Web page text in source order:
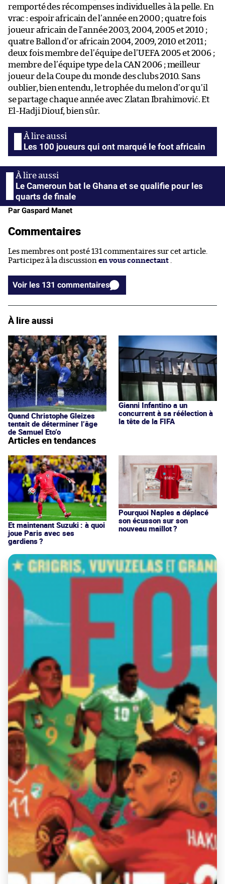
remporté des récompenses individuelles à la pelle. En
vrac : espoir africain de l’année en 2000 ; quatre fois
joueur africain de l’année 2003, 2004, 2005 et 2010 ;
quatre Ballon d’or africain 2004, 2009, 2010 et 2011 ;
deux fois membre de l’équipe de l’UEFA 2005 et 2006 ;
membre de l’équipe type de la CAN 2006 ; meilleur
joueur de la Coupe du monde des clubs 2010. Sans
oublier, bien entendu, le trophée du melon d’or qu’il
se partage chaque année avec Zlatan Ibrahimović. Et
El-Hadji Diouf, bien sûr.
Les 100 joueurs qui ont marqué le foot africain
Le Cameroun bat le Ghana et se qualifie pour les
quarts de finale
Par Gaspard Manet
Commentaires
Les membres ont posté 131 commentaires sur cet article.
Participez à la discussion en vous connectant
Voir les 131 commentaires
À lire aussi
Quand Christophe Gleizes
tentait de déterminer l’âge
de Samuel Eto’o
Gianni Infantino a un
concurrent à sa réélection à
la tête de la FIFA
Articles en tendances
Et maintenant Suzuki : à quoi
joue Paris avec ses
gardiens ?
Pourquoi Naples a déplacé
son écusson sur son
nouveau maillot ?